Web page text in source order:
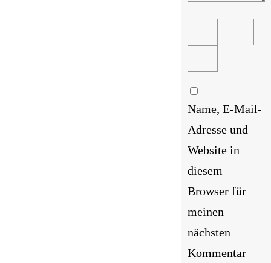
Name, E-Mail-
Adresse und
Website in
diesem
Browser für
meinen
nächsten
Kommentar